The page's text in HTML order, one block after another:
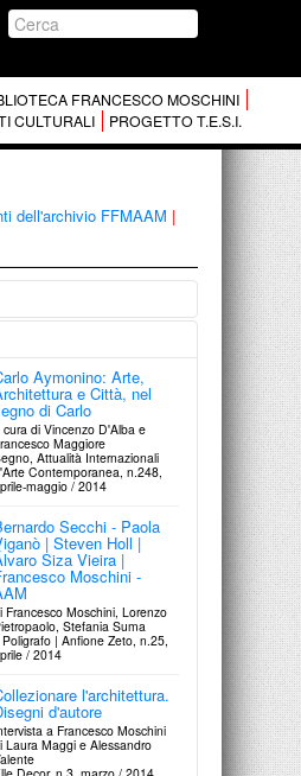
FRANCESCO MOSCHINI
CULTURALI PROGETTO T.E.S.I.
dell'archivio FFMAAM |
/ Città /
1945-2000
cura di Alberto Ferlenga e
Biraghi
Editoriale | La Triennale /
di storia
attraverso libri,
Rossella Martino
Attualità Internazionali
Contemporanea, n.252,
maggio / 2015
Aymonino: Arte,
e Città, nel
di Carlo
cura di Vincenzo D'Alba e
Maggiore
Attualità Internazionali
Contemporanea, n.248,
maggio / 2014
Secchi - Paola
| Steven Holl |
Siza Vieira |
Moschini -
Francesco Moschini, Lorenzo
Stefania Suma
Poligrafo | Anfione Zeto, n.25,
/ 2014
l'architettura.
d'autore
a Francesco Moschini
Laura Maggi e Alessandro